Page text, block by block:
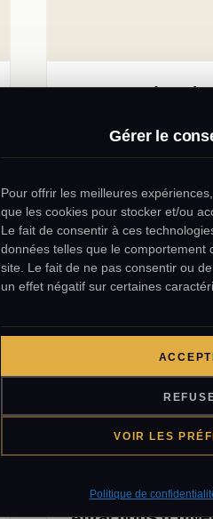
Gérer le
Pour offrir les meilleures
que les cookies pour stocker et/ou
Le fait de consentir à ces
données telles que le comportement
site. Le fait de ne pas consentir ou
un effet négatif sur certaines
VOIR LES
Politique de
Tara, une des
L’une des montagnes
la montagne de Tara,
3 janvier 2013 ·1 min